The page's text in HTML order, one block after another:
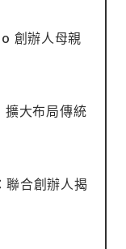
分析師
備中高達
4.01%），正是
流動性踩踏」，
錨定回歸交易」
額 100 美元的資
殖利率，未來當
元磁吸回歸時，
創辦人母親
大布局傳統
聯合創辦人揭